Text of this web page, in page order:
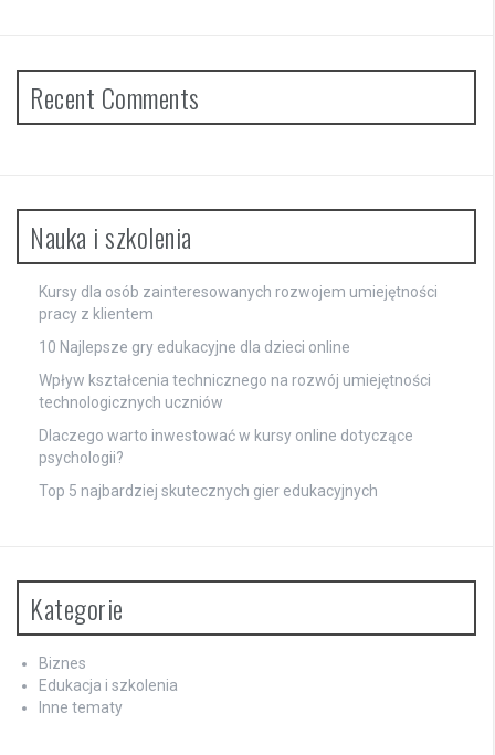
Recent Comments
Nauka i szkolenia
Kursy dla osób zainteresowanych rozwojem umiejętności
pracy z klientem
10 Najlepsze gry edukacyjne dla dzieci online
Wpływ kształcenia technicznego na rozwój umiejętności
technologicznych uczniów
Dlaczego warto inwestować w kursy online dotyczące
psychologii?
Top 5 najbardziej skutecznych gier edukacyjnych
Kategorie
Biznes
Edukacja i szkolenia
Inne tematy